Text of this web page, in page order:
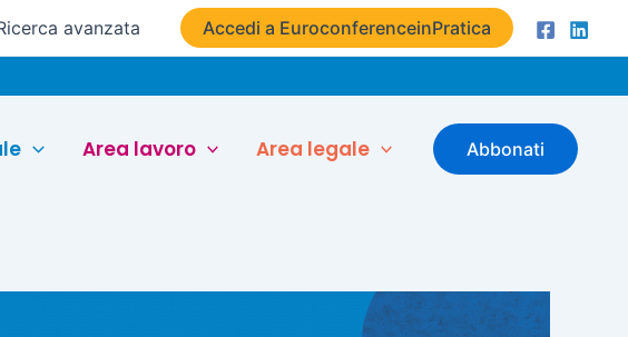
avanzata Accedi a EuroconferenceinPratica
Area lavoro Area legale Abbonati